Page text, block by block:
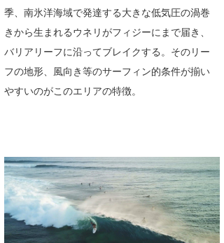
季、南氷洋海域で発達する大きな低気圧の渦巻
きから生まれるウネリがフィジーにまで届き、
バリアリーフに沿ってブレイクする。そのリー
フの地形、風向き等のサーフィン的条件が揃い
やすいのがこのエリアの特徴。